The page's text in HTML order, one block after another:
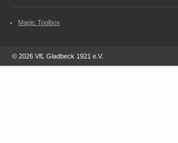
Magic Toolbox
© 2026 VfL Gladbeck 1921 e.V.